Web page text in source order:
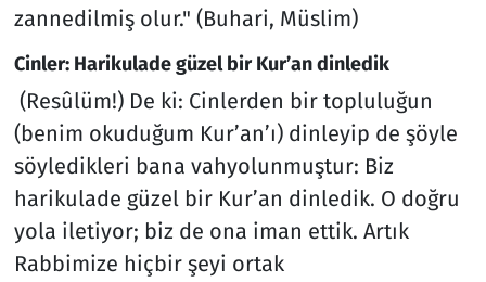
zannedilmiş olur." (Buhari, Müslim)
Cinler: Harikulade güzel bir Kur’an dinledik
(Resûlüm!) De ki: Cinlerden bir topluluğun
(benim okuduğum Kur’an’ı) dinleyip de şöyle
söyledikleri bana vahyolunmuştur: Biz
harikulade güzel bir Kur’an dinledik. O doğru
yola iletiyor; biz de ona iman ettik. Artık
Rabbimize hiçbir şeyi ortak